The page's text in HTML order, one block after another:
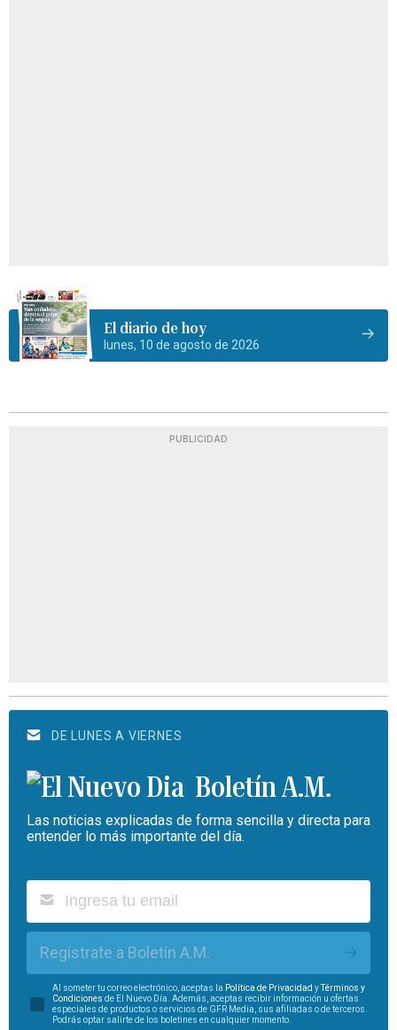
El diario de hoy
lunes, 10 de agosto de 2026
PUBLICIDAD
DE LUNES A VIERNES
Boletín A.M.
Las noticias explicadas de forma sencilla y directa para
entender lo más importante del día.
Regístrate a Boletín A.M.
Al someter tu correo electrónico, aceptas la Política de Privacidad yTérminos y
Condiciones de El Nuevo Día. Además, aceptas recibir información u ofertas
especiales de productos o servicios de GFR Media, sus afiliadas o de terceros.
Podrás optar salirte de los boletines en cualquier momento.